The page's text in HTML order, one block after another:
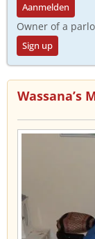
Aanmelden
Owner of a
Sign up
Wassana’s